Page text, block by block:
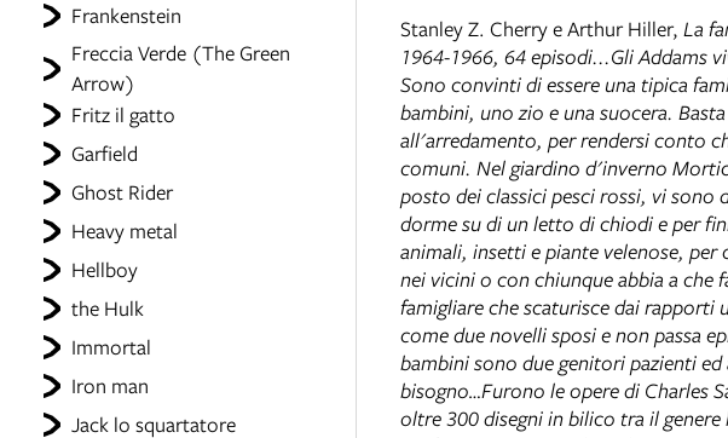
Frankenstein
Freccia Verde (The Green
Arrow)
Fritz il gatto
Garfield
Ghost Rider
Heavy metal
Hellboy
the Hulk
Immortal
Iron man
Jack lo squartatore
Stanley Z. Cherry e Arthur Hiller, La
1964-1966, 64 episodi...Gli Addams
Sono convinti di essere una tipica
bambini, uno zio e una suocera.
all'arredamento, per rendersi conto
comuni. Nel giardino d'inverno
posto dei classici pesci rossi, vi sono
dorme su di un letto di chiodi e per
animali, insetti e piante velenose, per
nei vicini o con chiunque abbia a
famigliare che scaturisce dai
come due novelli sposi e non passa
bambini sono due genitori pazienti
bisogno…Furono le opere di Charles
oltre 300 disegni in bilico tra il